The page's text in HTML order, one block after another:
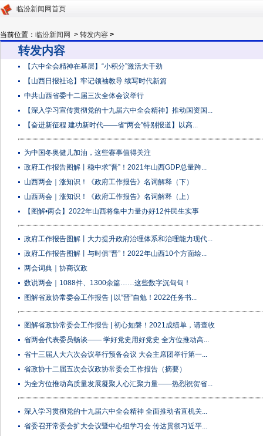
临汾新闻网首页
当前位置： 临汾新闻网 > 转发内容 >
转发内容
【六中全会精神在基层】“小积分”激活大干劲
【山西日报社论】牢记领袖教导 续写时代新篇
中共山西省委十二届三次全体会议举行
【深入学习宣传贯彻党的十九届六中全会精神】推动国资国...
【奋进新征程 建功新时代——省“两会”特别报道】以高...
为中国冬奥健儿加油，这些赛事值得关注
政府工作报告图解丨稳中求“晋”！2021年山西GDP总量跨...
山西两会｜涨知识！《政府工作报告》名词解释（下）
山西两会｜涨知识！《政府工作报告》名词解释（上）
【图解•两会】2022年山西将集中力量办好12件民生实事
政府工作报告图解丨大力提升政府治理体系和治理能力现代...
政府工作报告图解丨与时俱“晋”！2022年山西10个方面绘...
两会词典｜协商议政
数说两会｜1088件、1300余篇……这些数字沉甸甸！
图解省政协常委会工作报告 | 以“晋”自勉！2022任务书...
图解省政协常委会工作报告 | 初心如磐！2021成绩单，请查收
省两会代表委员畅谈—— 学好党史用好党史 全方位推动高...
省十三届人大六次会议举行预备会议 大会主席团举行第一...
省政协十二届五次会议政协常委会工作报告（摘要）
为全方位推动高质量发展凝聚人心汇聚力量——热烈祝贺省...
深入学习贯彻党的十九届六中全会精神 全面推动省直机关...
省委召开常委会扩大会议暨中心组学习会 传达贯彻习近平...